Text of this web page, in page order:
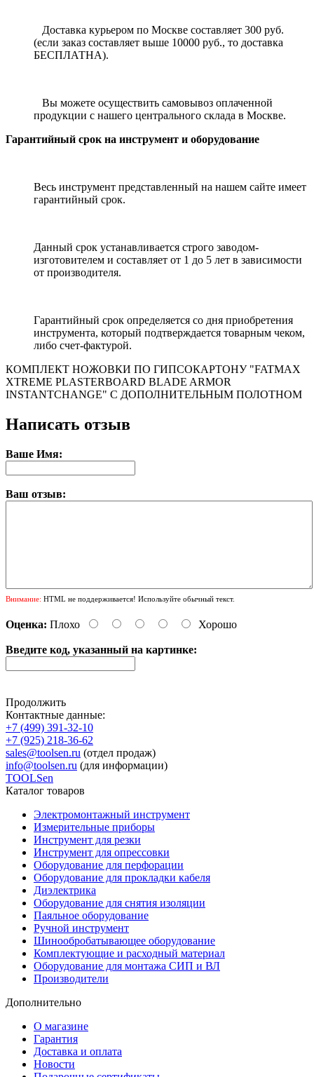
Доставка курьером по Москве составляет 300 руб.
(если заказ составляет выше 10000 руб., то доставка
БЕСПЛАТНА).
Вы можете осуществить самовывоз оплаченной
продукции с нашего центрального склада в Москве.
Гарантийный срок на инструмент и оборудование
Весь инструмент представленный на нашем сайте имеет
гарантийный срок.
Данный срок устанавливается строго заводом-
изготовителем и составляет от 1 до 5 лет в зависимости
от производителя.
Гарантийный срок определяется со дня приобретения
инструмента, который подтверждается товарным чеком,
либо счет-фактурой.
КОМПЛЕКТ НОЖОВКИ ПО ГИПСОКАРТОНУ "FATMAX
XTREME PLASTERBOARD BLADE ARMOR
INSTANTCHANGE" С ДОПОЛНИТЕЛЬНЫМ ПОЛОТНОМ
Написать отзыв
Ваше Имя:
Ваш отзыв:
Внимание: HTML не поддерживается! Используйте обычный текст.
Оценка: Плохо Хорошо
Введите код, указанный на картинке:
Продолжить
Контактные данные:
+7 (499) 391-32-10
+7 (925) 218-36-62
sales@toolsen.ru (отдел продаж)
info@toolsen.ru (для информации)
TOOLSen
Каталог товаров
Электромонтажный инструмент
Измерительные приборы
Инструмент для резки
Инструмент для опрессовки
Оборудование для перфорации
Оборудование для прокладки кабеля
Диэлектрика
Оборудование для снятия изоляции
Паяльное оборудование
Ручной инструмент
Шинообробатывающее оборудование
Комплектующие и расходный материал
Оборудование для монтажа СИП и ВЛ
Производители
Дополнительно
О магазине
Гарантия
Доставка и оплата
Новости